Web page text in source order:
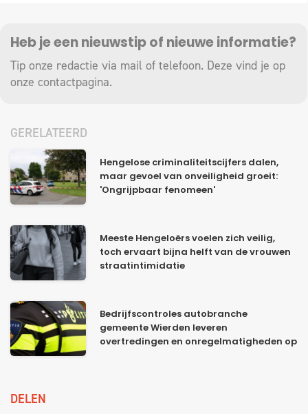
Heb je een nieuwstip of nieuwe informatie?
Tip onze redactie via mail of telefoon. Deze vind je op
onze contactpagina.
GERELATEERD
Hengelose criminaliteitscijfers dalen,
maar gevoel van onveiligheid groeit:
'Ongrijpbaar fenomeen'
Meeste Hengeloërs voelen zich veilig,
toch ervaart bijna helft van de vrouwen
straatintimidatie
Bedrijfscontroles autobranche
gemeente Wierden leveren
overtredingen en onregelmatigheden op
DELEN